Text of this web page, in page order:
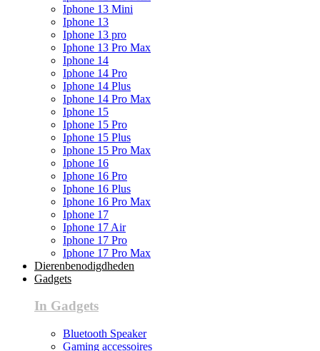
Iphone 13 Mini
Iphone 13
Iphone 13 pro
Iphone 13 Pro Max
Iphone 14
Iphone 14 Pro
Iphone 14 Plus
Iphone 14 Pro Max
Iphone 15
Iphone 15 Pro
Iphone 15 Plus
Iphone 15 Pro Max
Iphone 16
Iphone 16 Pro
Iphone 16 Plus
Iphone 16 Pro Max
Iphone 17
Iphone 17 Air
Iphone 17 Pro
Iphone 17 Pro Max
Dierenbenodigdheden
Gadgets
In Gadgets
Bluetooth Speaker
Gaming accessoires